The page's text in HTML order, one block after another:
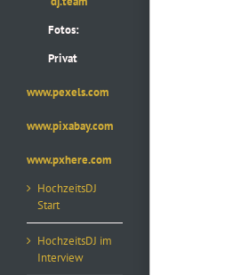
Fotos:
Privat
www.pexels.com
www.pixabay.com
www.pxhere.com
HochzeitsDJ
Start
HochzeitsDJ im
Interview